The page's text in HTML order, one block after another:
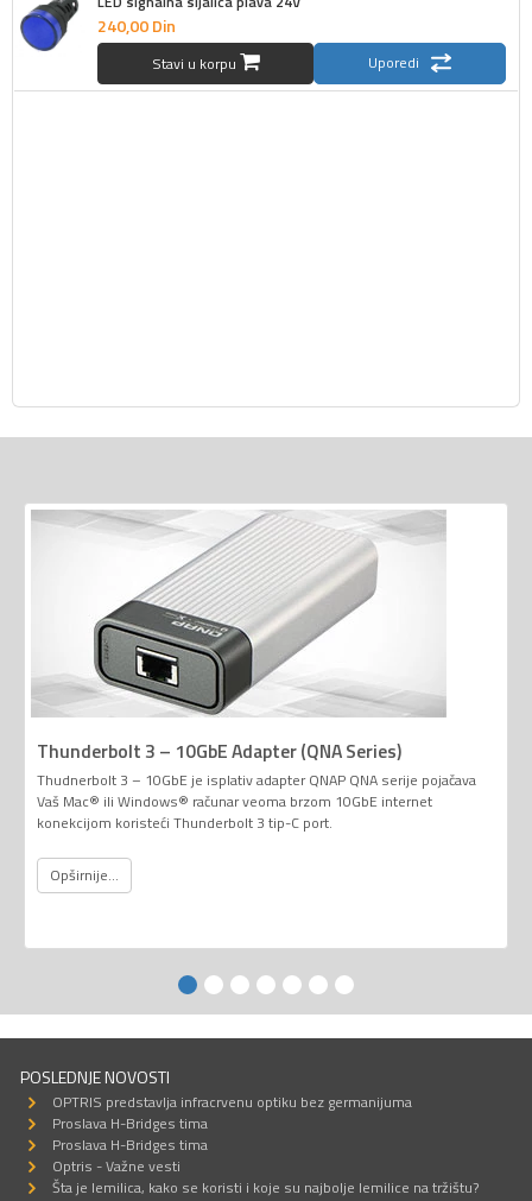
240,00Din
Stavi u korpu Uporedi
Thunderbolt 3 – 10GbE Adapter (QNA Series)
Thudnerbolt 3 – 10GbE je isplativ adapter QNAP QNA serije pojačava
Vaš Mac® ili Windows® računar veoma brzom 10GbE internet
konekcijom koristeći Thunderbolt 3 tip-C port.
Opširnije...
POSLEDNJE NOVOSTI
OPTRIS predstavlja infracrvenu optiku bez germanijuma
Proslava H-Bridges tima
Proslava H-Bridges tima
Optris - Važne vesti
Šta je lemilica, kako se koristi i koje su najbolje lemilice na tržištu?